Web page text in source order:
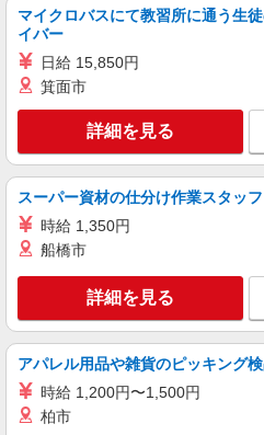
アルバイト
コンパスグループ・ジャパン株式会
調理補助【アル
時給1,400円以上 試用期間中 時給
分単位で別途支給
ＪＣＨＯう
キープ
アルバイト パート
［1］調理補助
［2］調理スタ
［1］ （A）
マイクロバスにて教習所に通う生
イバー
日給 15,850円
箕面市
詳細を見る
スーパー資材の仕分け作業スタッフ
時給 1,350円
船橋市
詳細を見る
アパレル用品や雑貨のピッキング
時給 1,200円〜1,500円
柏市